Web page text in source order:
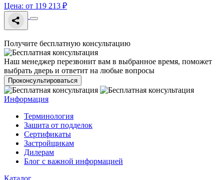
Цена: от 119 213 ₽
Получите бесплатную консультацию
Наш менеджер перезвонит вам в выбранное время, поможет
выбрать дверь и ответит на любые вопросы
Проконсультироваться
Информация
Терминология
Зашита от подделок
Сертификаты
Застройщикам
Дилерам
Блог с важной информацией
Каталог